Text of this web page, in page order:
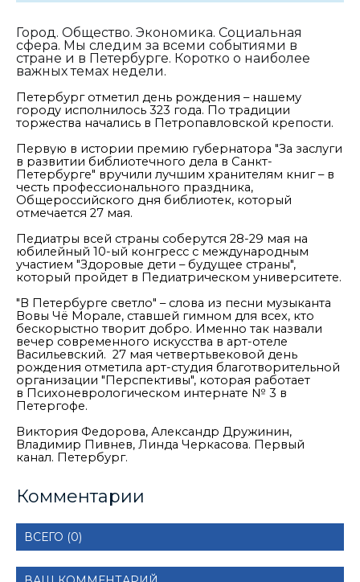
Город. Общество. Экономика. Социальная
сфера. Мы следим за всеми событиями в
стране и в Петербурге. Коротко о наиболее
важных темах недели.
Петербург отметил день рождения – нашему
городу исполнилось 323 года. По традиции
торжества начались в Петропавловской крепости.
Первую в истории премию губернатора "За заслуги
в развитии библиотечного дела в Санкт-
Петербурге" вручили лучшим хранителям книг –в
честь профессионального праздника,
Общероссийского дня библиотек, который
отмечается 27 мая.
Педиатры всей страны соберутся 28-29 мая на
юбилейный 10-ый конгресс с международным
участием "Здоровые дети – будущее страны",
который пройдет в Педиатрическом университете.
"В Петербурге светло" – слова из песни музыканта
Вовы Чё Морале, ставшей гимном для всех, кто
бескорыстно творит добро. Именно так назвали
вечер современного искусства в арт-отеле
Васильевский. 27 мая четвертьвековой день
рождения отметила арт-студия благотворительной
организации "Перспективы", которая работает
в Психоневрологическом интернате № 3 в
Петергофе.
Виктория Федорова, Александр Дружинин,
Владимир Пивнев, Линда Черкасова. Первый
канал. Петербург.
Комментарии
ВСЕГО (0)